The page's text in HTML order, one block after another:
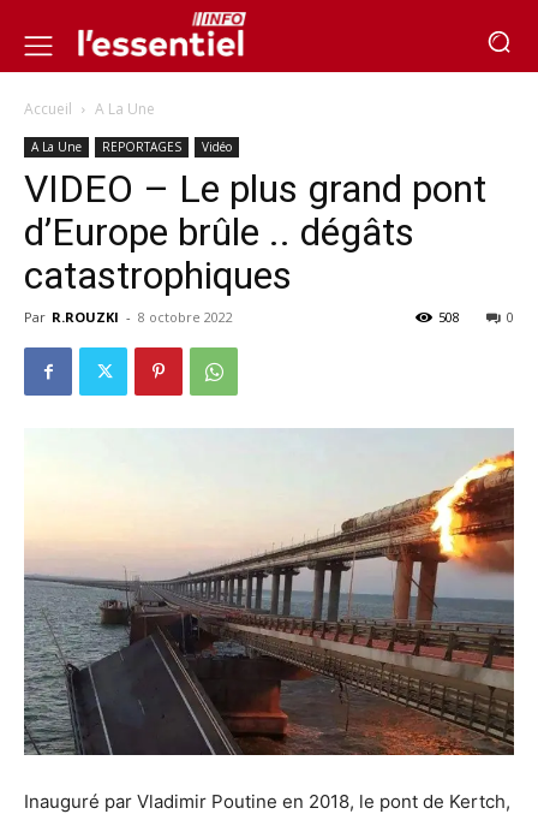
Accueil A La Une
A La Une REPORTAGES Vidéo
VIDEO – Le plus grand pont
d’Europe brûle .. dégâts
catastrophiques
Par R.ROUZKI - 8 octobre 2022 0
508
Inauguré par Vladimir Poutine en 2018, le pont de Kertch,